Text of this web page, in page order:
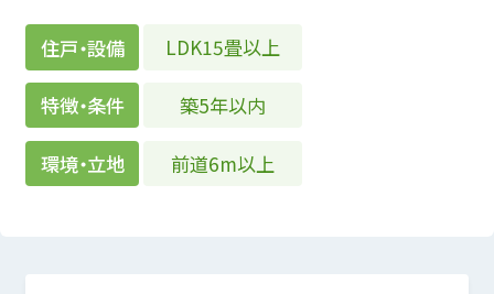
住戸・設備 LDK15畳以上
特徴・条件 築5年以内
環境・立地 前道6m以上